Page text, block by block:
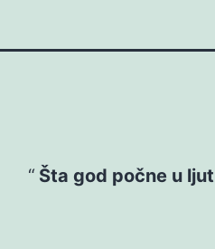
Šta god počne u